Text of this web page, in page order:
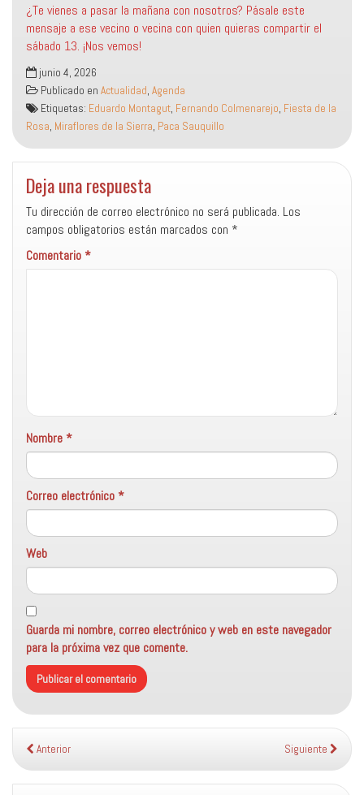
¿Te vienes a pasar la mañana con nosotros? Pásale este
mensaje a ese vecino o vecina con quien quieras compartir el
sábado 13. ¡Nos vemos!
junio 4, 2026
Publicado en Actualidad, Agenda
Etiquetas: Eduardo Montagut, Fernando Colmenarejo, Fiesta de la
Rosa, Miraflores de la Sierra, Paca Sauquillo
Deja una respuesta
Tu dirección de correo electrónico no será publicada. Los
campos obligatorios están marcados con *
Comentario*
Nombre *
Correo electrónico *
Web
Guarda mi nombre, correo electrónico y web en este navegador
para la próxima vez que comente.
Anterior Siguiente